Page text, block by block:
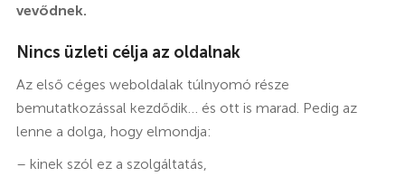
vevődnek.
Nincs üzleti célja az oldalnak
Az első céges weboldalak túlnyomó része
bemutatkozással kezdődik… és ott is marad. Pedig az
lenne a dolga, hogy elmondja:
– kinek szól ez a szolgáltatás,